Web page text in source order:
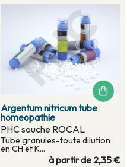
Argentum nitricum tube
homeopathie
PHC souche ROCAL
Tube granules-toute dilution
en CH et K...
à partir de 2,35 €